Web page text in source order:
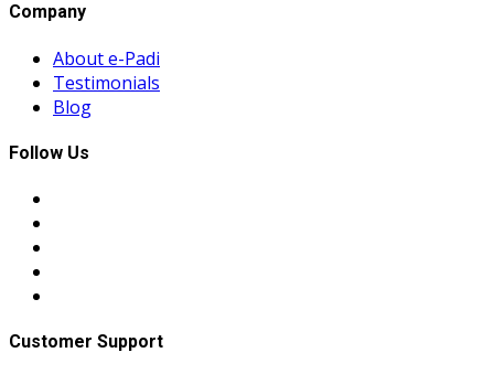
Company
About e-Padi
Testimonials
Blog
Follow Us
Customer Support